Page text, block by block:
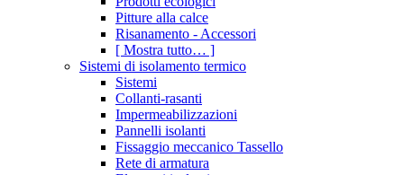
Pitture alla calce
Risanamento - Accessori
[ Mostra tutto… ]
Sistemi di isolamento termico
Sistemi
Collanti-rasanti
Impermeabilizzazioni
Pannelli isolanti
Fissaggio meccanico Tassello
Rete di armatura